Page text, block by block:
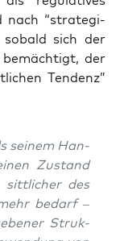
nach “stra­te­gi­
sobald sich der
der
Ten­denz”
sei­nem Han­
Zustand
sitt­li­cher des
bedarf –
Struk­